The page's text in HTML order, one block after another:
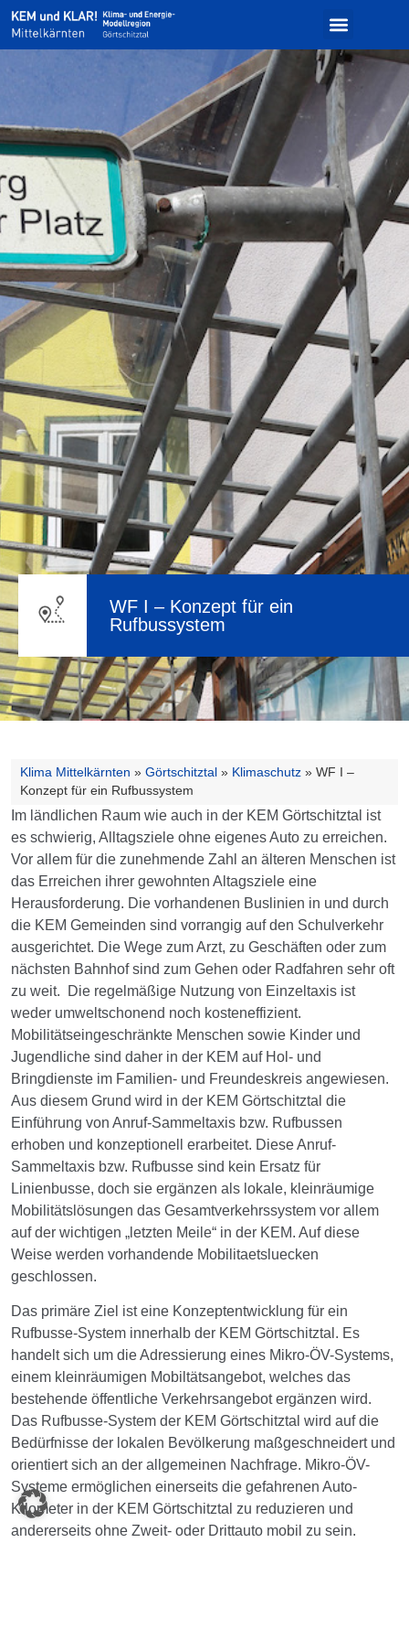
WF I – Konzept für ein
Rufbussystem
Klima Mittelkärnten » Görtschitztal » Klimaschutz » WF I –
Konzept für ein Rufbussystem
Im ländlichen Raum wie auch in der KEM Görtschitztal ist
es schwierig, Alltagsziele ohne eigenes Auto zu erreichen.
Vor allem für die zunehmende Zahl an älteren Menschen ist
das Erreichen ihrer gewohnten Altagsziele eine
Herausforderung. Die vorhandenen Buslinien in und durch
die KEM Gemeinden sind vorrangig auf den Schulverkehr
ausgerichtet. Die Wege zum Arzt, zu Geschäften oder zum
nächsten Bahnhof sind zum Gehen oder Radfahren sehr oft
zu weit. Die regelmäßige Nutzung von Einzeltaxis ist
weder umweltschonend noch kosteneffizient.
Mobilitätseingeschränkte Menschen sowie Kinder und
Jugendliche sind daher in der KEM auf Hol- und
Bringdienste im Familien- und Freundeskreis angewiesen.
Aus diesem Grund wird in der KEM Görtschitztal die
Einführung von Anruf-Sammeltaxis bzw. Rufbussen
erhoben und konzeptionell erarbeitet. Diese Anruf-
Sammeltaxis bzw. Rufbusse sind kein Ersatz für
Linienbusse, doch sie ergänzen als lokale, kleinräumige
Mobilitätslösungen das Gesamtverkehrssystem vor allem
auf der wichtigen „letzten Meile“ in der KEM. Auf diese
Weise werden vorhandende Mobilitaetsluecken
geschlossen.
Das primäre Ziel ist eine Konzeptentwicklung für ein
Rufbusse-System innerhalb der KEM Görtschitztal. Es
handelt sich um die Adressierung eines Mikro-ÖV-Systems,
einem kleinräumigen Mobiltätsangebot, welches das
bestehende öffentliche Verkehrsangebot ergänzen wird.
Das Rufbusse-System der KEM Görtschitztal wird auf die
Bedürfnisse der lokalen Bevölkerung maßgeschneidert und
orientiert sich an der allgemeinen Nachfrage. Mikro-ÖV-
Systeme ermöglichen einerseits die gefahrenen Auto-
Kilometer in der KEM Görtschitztal zu reduzieren und
andererseits ohne Zweit- oder Drittauto mobil zu sein.